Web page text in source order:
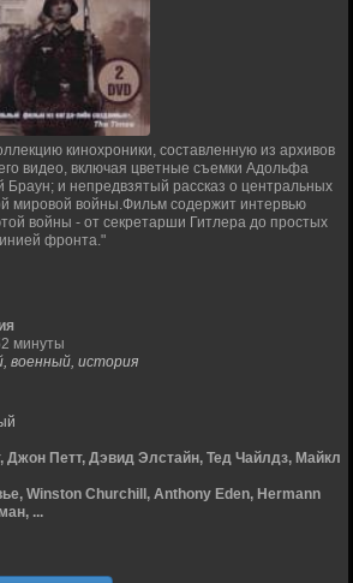
кинохроники, составленную из архивов
видео, включая цветные съемки Адольфа
Браун; и непредвзятый рассказ о центральных
мировой войны.Фильм содержит интервью
войны - от секретарши Гитлера до простых
фронта."
минуты
военный, история
Джон Петт, Дэвид Элстайн, Тед Чайлдз, Майкл
Winston Churchill, Anthony Eden, Hermann
...